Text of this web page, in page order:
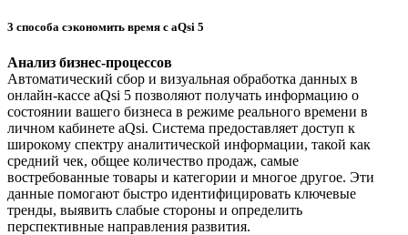
3 способа сэкономить время с aQsi 5
Анализ бизнес-процессов
Автоматический сбор и визуальная обработка данных в
онлайн-кассе aQsi 5 позволяют получать информацию о
состоянии вашего бизнеса в режиме реального времени в
личном кабинете aQsi. Система предоставляет доступ к
широкому спектру аналитической информации, такой как
средний чек, общее количество продаж, самые
востребованные товары и категории и многое другое. Эти
данные помогают быстро идентифицировать ключевые
тренды, выявить слабые стороны и определить
перспективные направления развития.